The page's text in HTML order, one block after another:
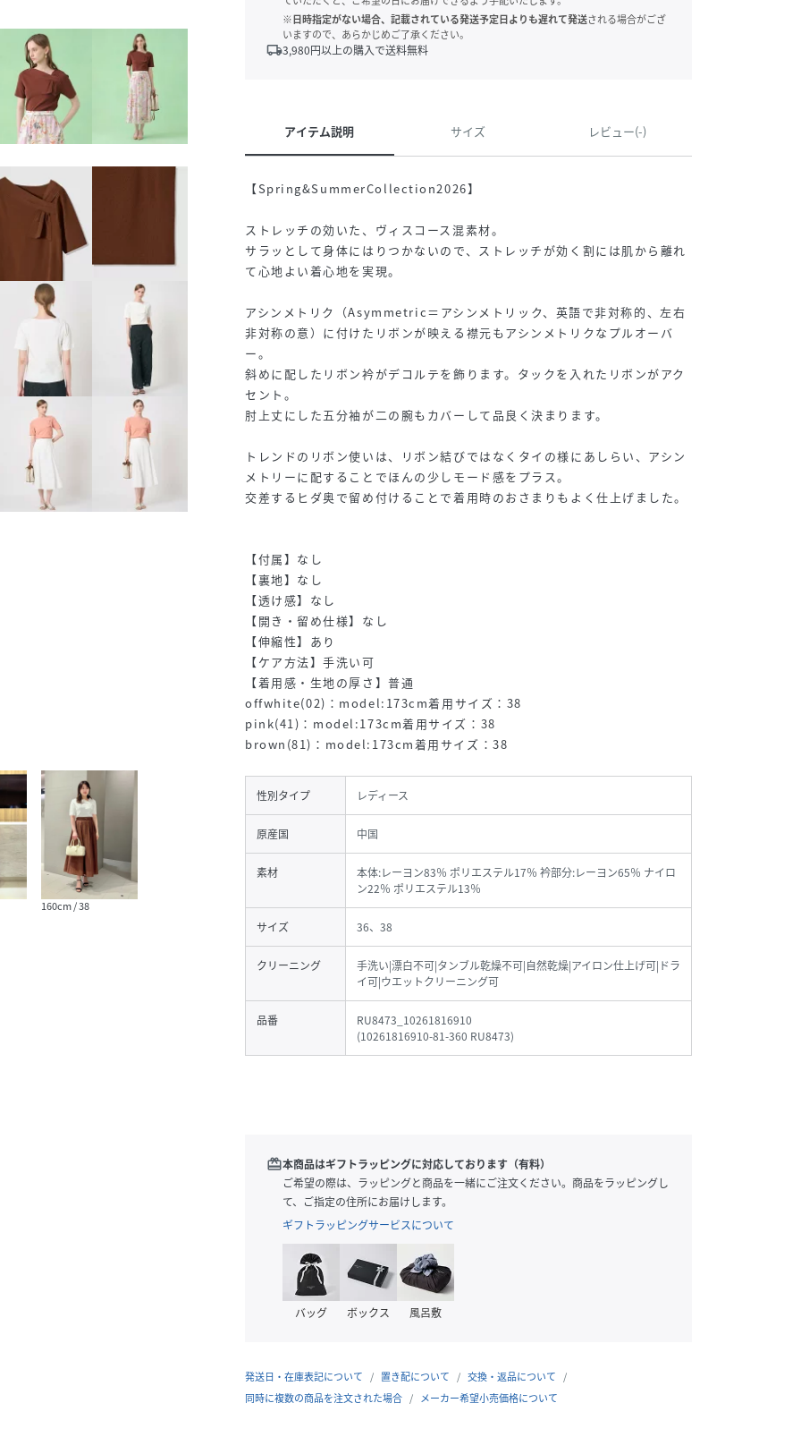
160cm / 38
※日時指定がない場合、記載されている発送予定日よりも遅れて発送される場合がござ
いますので、あらかじめご了承ください。
local_shipping3,980円以上の購入で送料無料
アイテム説明 サイズ レビュー(-)
【Spring&SummerCollection2026】
ストレッチの効いた、ヴィスコース混素材。
サラッとして身体にはりつかないので、ストレッチが効く割には肌から離れ
て心地よい着心地を実現。
アシンメトリク（Asymmetric＝アシンメトリック、英語で非対称的、左右
非対称の意）に付けたリボンが映える襟元もアシンメトリクなプルオーバ
ー。
斜めに配したリボン衿がデコルテを飾ります。タックを入れたリボンがアク
セント。
肘上丈にした五分袖が二の腕もカバーして品良く決まります。
トレンドのリボン使いは、リボン結びではなくタイの様にあしらい、アシン
メトリーに配することでほんの少しモード感をプラス。
交差するヒダ奥で留め付けることで着用時のおさまりもよく仕上げました。
【付属】なし
【裏地】なし
【透け感】なし
【開き・留め仕様】なし
【伸縮性】あり
【ケア方法】手洗い可
【着用感・生地の厚さ】普通
offwhite(02)：model:173cm着用サイズ：38
pink(41)：model:173cm着用サイズ：38
brown(81)：model:173cm着用サイズ：38
性別タイプ レディース
原産国 中国
素材
本体:レーヨン83％ ポリエステル17％ 衿部分:レーヨン65％ ナイロ
ン22％ ポリエステル13％
サイズ 36、38
クリーニング
手洗い|漂白不可|タンブル乾燥不可|自然乾燥|アイロン仕上げ可|ドラ
イ可|ウエットクリーニング可
品番
RU8473_10261816910
(10261816910-81-360 RU8473)
redeem本商品はギフトラッピングに対応しております（有料）
ご希望の際は、ラッピングと商品を一緒にご注文ください。商品をラッピングし
て、ご指定の住所にお届けします。
ギフトラッピングサービスについて
バッグ ボックス 風呂敷
発送日・在庫表記について 置き配について
交換・返品について
同時に複数の商品を注文された場合
メーカー希望小売価格について